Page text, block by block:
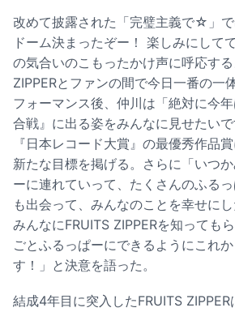
改めて披露された「完璧主義で☆」
ドーム決まったぞー！ 楽しみにして
の気合いのこもったかけ声に呼応す
ZIPPERとファンの間で今日一番の一
フォーマンス後、仲川は「絶対に今
合戦』に出る姿をみんなに見せたい
『日本レコード大賞』の最優秀作品
新たな目標を掲げる。さらに「いつ
ーに連れていって、たくさんのふる
も出会って、みんなのことを幸せに
みんなにFRUITS ZIPPERを知っても
ごとふるっぱーにできるようにこれ
す！」と決意を語った。
結成4年目に突入したFRUITS